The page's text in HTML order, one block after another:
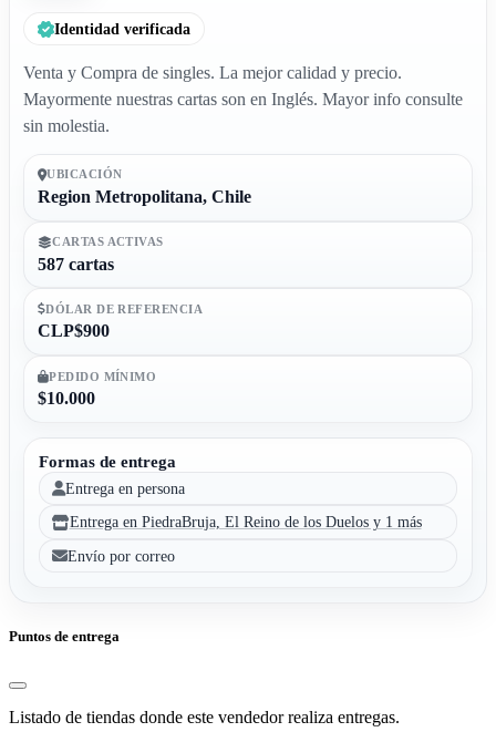
Identidad verificada
Venta y Compra de singles. La mejor calidad y precio.
Mayormente nuestras cartas son en Inglés. Mayor info consulte
sin molestia.
UBICACIÓN
Region Metropolitana, Chile
CARTAS ACTIVAS
587 cartas
DÓLAR DE REFERENCIA
CLP$900
PEDIDO MÍNIMO
$10.000
Formas de entrega
Entrega en persona
Entrega en PiedraBruja, El Reino de los Duelos y 1 más
Envío por correo
Puntos de entrega
Listado de tiendas donde este vendedor realiza entregas.